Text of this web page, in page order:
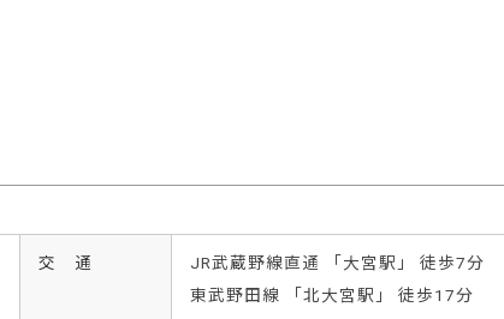
交 通
JR武蔵野線直通 「大宮駅」 徒歩7分
東武野田線 「北大宮駅」 徒歩17分